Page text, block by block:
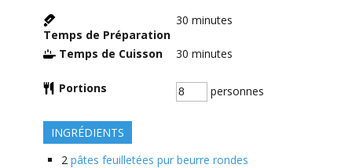
Temps de Préparation
30 minutes
Temps de Cuisson 30 minutes
Portions personnes
INGRÉDIENTS
2 pâtes feuilletées pur beurre rondes